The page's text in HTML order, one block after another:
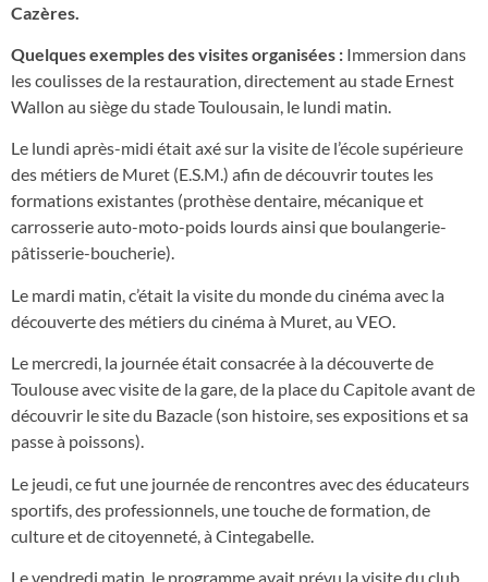
Cazères.
Quelques exemples des visites organisées : Immersion dans
les coulisses de la restauration, directement au stade Ernest
Wallon au siège du stade Toulousain, le lundi matin.
Le lundi après-midi était axé sur la visite de l’école supérieure
des métiers de Muret (E.S.M.) afin de découvrir toutes les
formations existantes (prothèse dentaire, mécanique et
carrosserie auto-moto-poids lourds ainsi que boulangerie-
pâtisserie-boucherie).
Le mardi matin, c’était la visite du monde du cinéma avec la
découverte des métiers du cinéma à Muret, au VEO.
Le mercredi, la journée était consacrée à la découverte de
Toulouse avec visite de la gare, de la place du Capitole avant de
découvrir le site du Bazacle (son histoire, ses expositions et sa
passe à poissons).
Le jeudi, ce fut une journée de rencontres avec des éducateurs
sportifs, des professionnels, une touche de formation, de
culture et de citoyenneté, à Cintegabelle.
Le vendredi matin, le programme avait prévu la visite du club